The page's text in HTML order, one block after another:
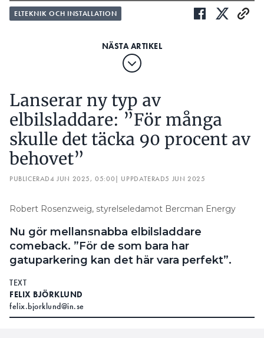
ELTEKNIK OCH INSTALLATION
Lanserar ny typ av
elbilsladdare: ”För många
skulle det täcka 90 procent av
behovet”
PUBLICERAD4 JUN 2025, 05:00| UPPDATERAD5 JUN 2025
Robert Rosenzweig, styrelseledamot Bercman Energy
Nu gör mellansnabba elbilsladdare
comeback. ”För de som bara har
gatuparkering kan det här vara perfekt”.
TEXT
FELIX BJÖRKLUND
felix.bjorklund@in.se